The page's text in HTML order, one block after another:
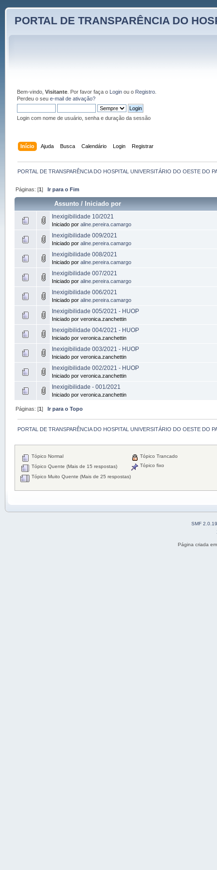
PORTAL DE TRANSPARÊNCIA DO
Bem-vindo, Visitante. Por favor faça o Loginou o Registro.
Perdeu o seu e-mail de ativação?
Login com nome de usuário, senha e duração da sessão
Início Ajuda Busca Calendário Login Registrar
PORTAL DE TRANSPARÊNCIA DO HOSPITAL UNIVERSITÁRIO DO OESTE DO
Páginas: [1]Ir para o Fim
Assunto/ Iniciado por
Inexigibilidade 10/2021
Iniciado por aline.pereira.camargo
Inexigibilidade 009/2021
Iniciado por aline.pereira.camargo
Inexigibilidade 008/2021
Iniciado por aline.pereira.camargo
Inexigibilidade 007/2021
Iniciado por aline.pereira.camargo
Inexigibilidade 006/2021
Iniciado por aline.pereira.camargo
Inexigibilidade 005/2021 - HUOP
Iniciado por veronica.zanchettin
Inexigibilidade 004/2021 - HUOP
Iniciado por veronica.zanchettin
Inexigibilidade 003/2021 - HUOP
Iniciado por veronica.zanchettin
Inexigibilidade 002/2021 - HUOP
Iniciado por veronica.zanchettin
Inexigibilidade - 001/2021
Iniciado por veronica.zanchettin
Páginas: [1]Ir para o Topo
PORTAL DE TRANSPARÊNCIA DO HOSPITAL UNIVERSITÁRIO DO OESTE DO
Tópico Normal
Tópico Quente (Mais de 15 respostas)
Tópico Muito Quente (Mais de 25 respostas)
Tópico Trancado
Tópico fixo
SMF 2.0.19
Página criada